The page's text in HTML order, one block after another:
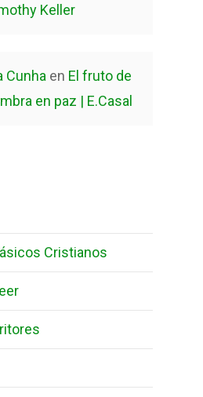
Keller
Cunha en El fruto de
en paz | E.Casal
Cristianos